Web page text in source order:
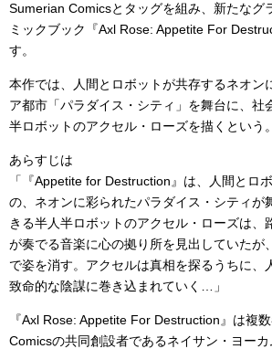
Sumerian Comicsとタッグを組み、新たなグ
ミックブック『Axl Rose: Appetite For
す。
本作では、人間とロボットが共存するネオン
ア都市「パラダイス・シティ」を舞台に、社
半ロボットのアクセル・ローズを描くという。
あらすじは
「『Appetite for Destruction』は、人間とロ
の、ネオンに彩られたパラダイス・シティが
きる半人半ロボットのアクセル・ローズは、
が奏でる音楽に心の拠り所を見出していたが
で姿を消す。アクセルは真相を探るうちに、
致命的な陰謀に巻き込まれていく…」
『Axl Rose: Appetite For Destruction』は複
Comicsの共同創設者であるネイサン・ヨー